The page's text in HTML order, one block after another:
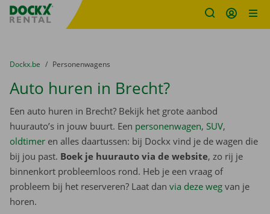
Fratello DEMO
U bevindt zich hier:
van
Dockx.be naar
Personenwagens
Auto huren in Brecht?
Een auto huren in Brecht? Bekijk het grote aanbod
huurauto’s in jouw buurt. Een personenwagen, SUV,
oldtimer en alles daartussen: bij Dockx vind je de wagen die
bij jou past. Boek je huurauto via de website, zo rij je
binnenkort probleemloos rond. Heb je een vraag of
probleem bij het reserveren? Laat dan via deze weg van je
horen.